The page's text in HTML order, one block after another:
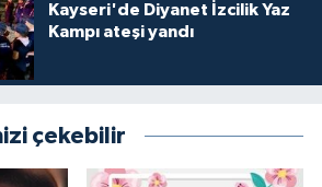
Kayseri'de Diyanet İzcilik Yaz
Kampı ateşi yandı
çekebilir